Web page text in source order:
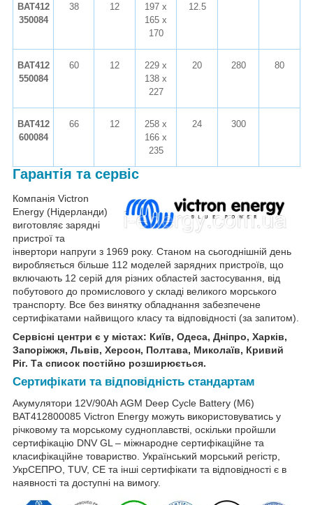
BAT412
350084
38 12
197 x
165 x
170
12.5
BAT412
550084
60 12
229 x
138 x
227
20 280 80
BAT412
600084
66 12
258 x
166 x
235
24 300
Гарантія та сервіс
Компанія Victron
Energy (Нідерланди)
виготовляє зарядні
пристрої та
інвертори напруги з 1969 року. Станом на сьогоднішній день
виробляється більше 112 моделей зарядних пристроїв, що
включають 12 серій для різних областей застосування, від
побутового до промислового у складі великого морського
транспорту. Все без винятку обладнання забезпечене
сертифікатами найвищого класу та відповідності (за запитом).
Сервісні центри є у містах: Київ, Одеса, Дніпро, Харків,
Запоріжжя, Львів, Херсон, Полтава, Миколаїв, Кривий
Ріг. Та список постійно розширюється.
Сертифікати та відповідність стандартам
Акумулятори 12V/90Ah AGM Deep Cycle Battery (M6)
BAT412800085 Victron Energy можуть використовуватись у
річковому та морському судноплавстві, оскільки пройшли
сертифікацію DNV GL – міжнародне сертифікаційне та
класифікаційне товариство. Український морський регістр,
УкрСЕПРО, TUV, CE та інші сертифікати та відповідності є в
наявності та доступні на вимогу.